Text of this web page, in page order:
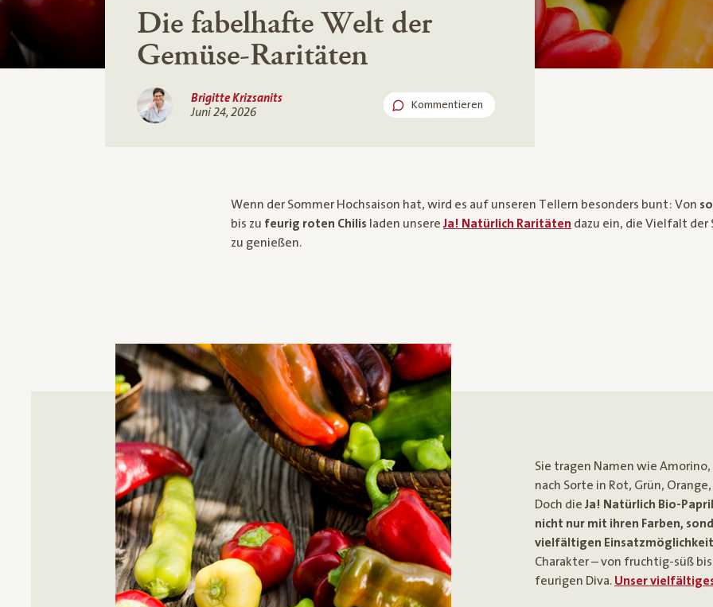
Die fabelhafte Welt der
Gemüse-Raritäten
Brigitte Krizsanits
Juni 24, 2026
Kommentieren
Wenn der Sommer Hochsaison hat, wird es auf unseren Tellern besonders bunt: Von
bis zu feurig roten Chilis laden unsere Ja! Natürlich Raritäten dazu ein, die Vielfalt der
zu genießen.
Sie tragen Namen wie
nach Sorte in Rot, Grün,
Doch die Ja! Natürlich Bio-
nicht nur mit ihren Farben,
vielfältigen
Charakter – von fruchtig-süß
feurigen Diva. Unser